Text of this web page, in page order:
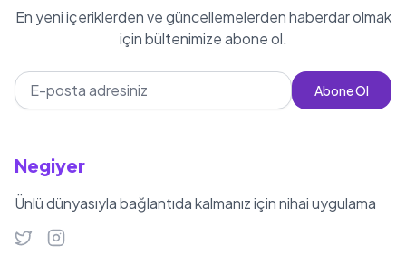
En yeni içeriklerden ve güncellemelerden haberdar olmak
için bültenimize abone ol.
Abone Ol
Negiyer
Ünlü dünyasıyla bağlantıda kalmanız için nihai uygulama